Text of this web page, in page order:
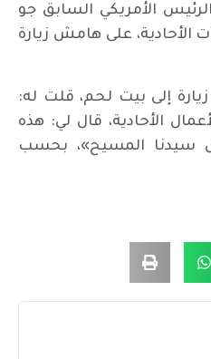
الأمريكي السابق جو
الأحادية، على هامش زيارة
إلى بيت لحم، قلت له:
الأحادية، قال لي: هذه
سيدنا المسيح»، بحسب